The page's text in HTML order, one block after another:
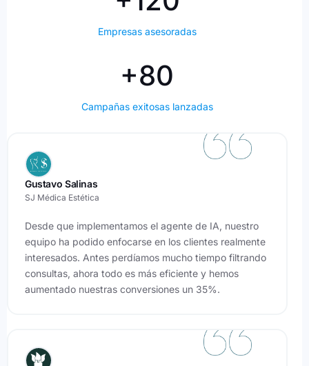
Empresas asesoradas
+80
Campañas exitosas lanzadas
Gustavo Salinas
SJ Médica Estética
Desde que implementamos el agente de IA, nuestro
equipo ha podido enfocarse en los clientes realmente
interesados. Antes perdíamos mucho tiempo filtrando
consultas, ahora todo es más eficiente y hemos
aumentado nuestras conversiones un 35%.